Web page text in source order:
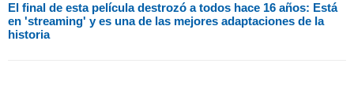
El final de esta película destrozó a todos hace 16 años: Está
en 'streaming' y es una de las mejores adaptaciones de la
historia